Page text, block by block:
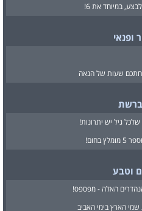
ופנאי
שעות של הנאה
וטבע